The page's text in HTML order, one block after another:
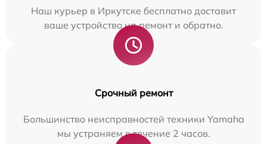
Наш курьер в Иркутске бесплатно доставит
ваше устройство на ремонт и обратно.
Срочный ремонт
Большинство неисправностей техники Yamaha
мы устраняем в течение 2 часов.